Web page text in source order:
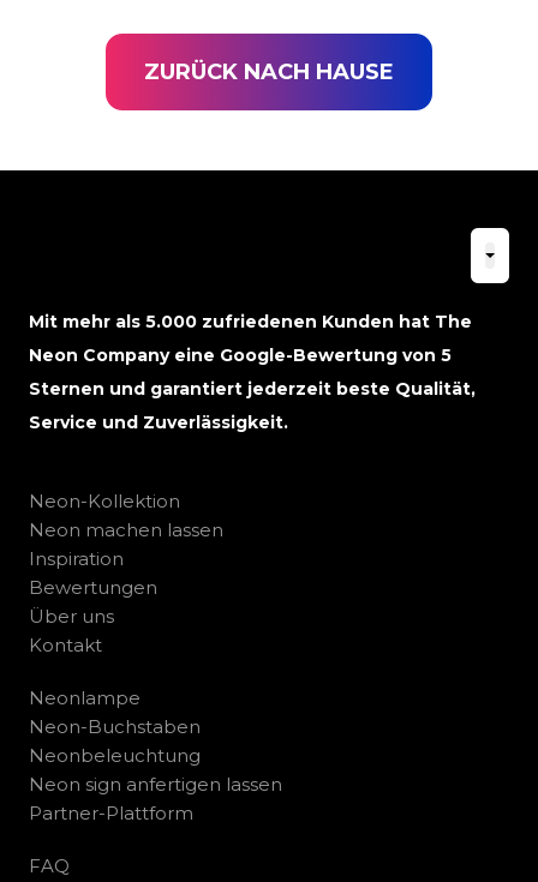
ZURÜCK NACH HAUSE
Mit mehr als 5.000 zufriedenen Kunden hat The
Neon Company eine Google-Bewertung von 5
Sternen und garantiert jederzeit beste Qualität,
Service und Zuverlässigkeit.
Neon-Kollektion
Neon machen lassen
Inspiration
Bewertungen
Über uns
Kontakt
Neonlampe
Neon-Buchstaben
Neonbeleuchtung
Neon sign anfertigen lassen
Partner-Plattform
FAQ